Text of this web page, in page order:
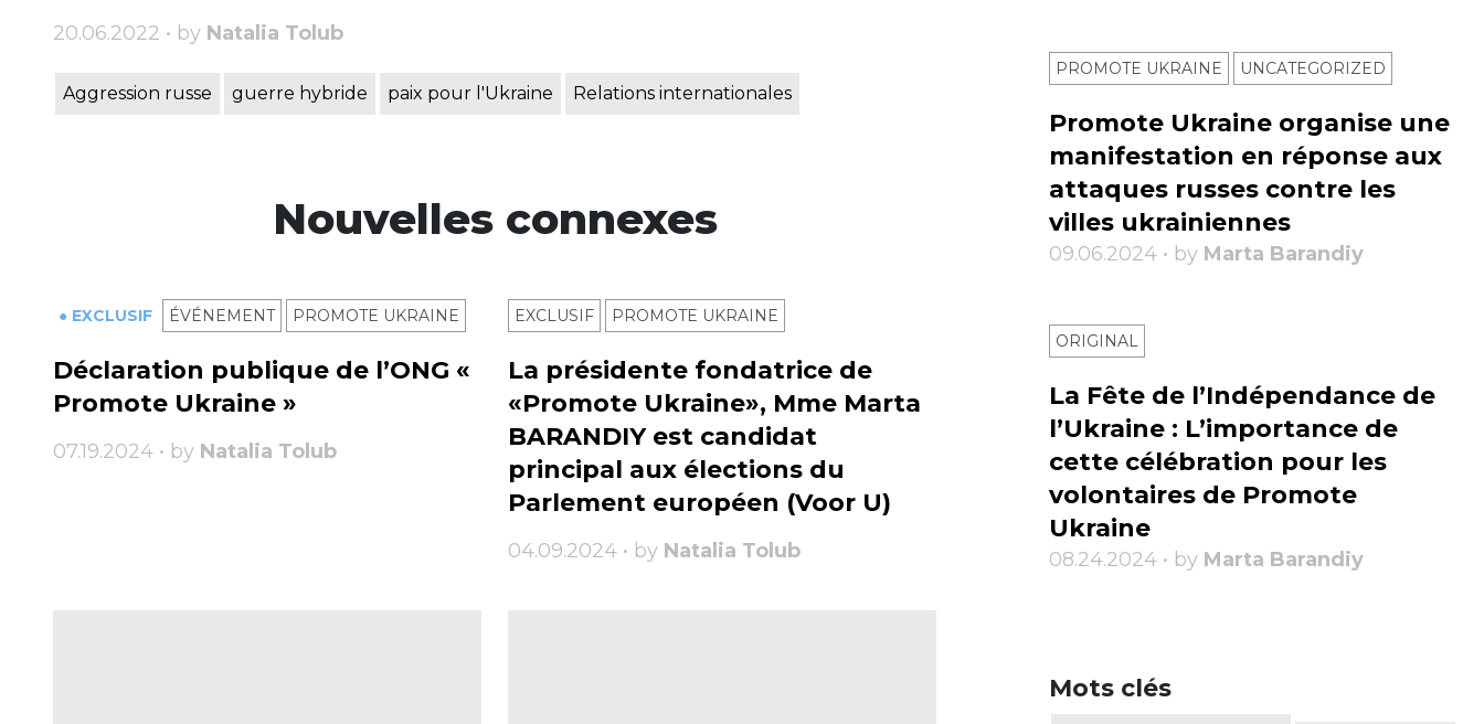
20.06.2022 • by Natalia Tolub
Aggression russe guerre hybride paix pour l'Ukraine Relations internationales
Nouvelles connexes
● EXCLUSIF ÉVÉNEMENT PROMOTE UKRAINE
Déclaration publique de l’ONG «
Promote Ukraine »
07.19.2024 • by Natalia Tolub
EXCLUSIF PROMOTE UKRAINE
La présidente fondatrice de
«Promote Ukraine», Mme Marta
BARANDIY est candidat
principal aux élections du
Parlement européen (Voor U)
04.09.2024 • by Natalia Tolub
PROMOTE UKRAINE UNCATEGORIZED
Promote Ukraine organise une
manifestation en réponse aux
attaques russes contre les
villes ukrainiennes
09.06.2024 • by Marta Barandiy
ORIGINAL
La Fête de l’Indépendance de
l’Ukraine : L’importance de
cette célébration pour les
volontaires de Promote
Ukraine
08.24.2024 • by Marta Barandiy
Mots clés